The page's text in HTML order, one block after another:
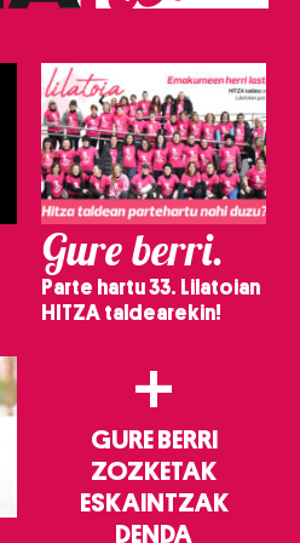
Gure berri.
Parte hartu 33. Lilatoian
HITZA taldearekin!
+
GURE BERRI
ZOZKETAK
ESKAINTZAK
DENDA